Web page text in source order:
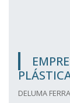
DELUMA